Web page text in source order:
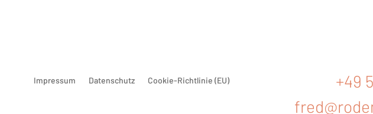
Impressum Datenschutz Cookie-Richtlinie (EU)
+49